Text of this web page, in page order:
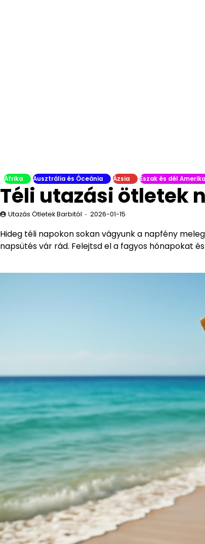
Afrika Ausztrália és Óceánia Ázsia Észak és dél Amerika
Téli utazási ötletek
Utazás Ötletek Barbitól 2026-01-15
Hideg téli napokon sokan vágyunk a napfény
napsütés vár rád. Felejtsd el a fagyos hónapokat